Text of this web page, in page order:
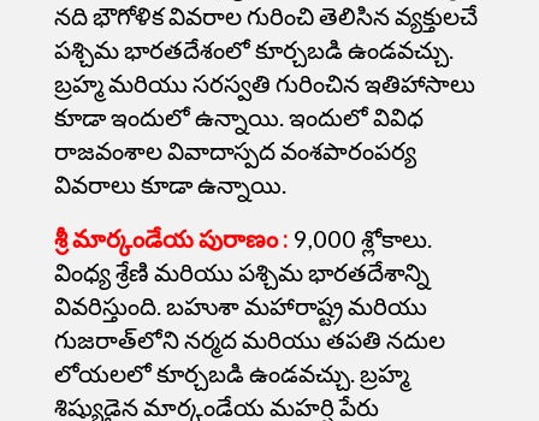
నది భౌగోళిక వివరాల గురించి తెలిసిన వ్యక్తులచే
పశ్చిమ భారతదేశంలో కూర్చబడి ఉండవచ్చు.
బ్రహ్మ మరియు సరస్వతి గురించిన ఇతిహాసాలు
కూడా ఇందులో ఉన్నాయి. ఇందులో వివిధ
రాజవంశాల వివాదాస్పద వంశపారంపర్య
వివరాలు కూడా ఉన్నాయి.
శ్రీమార్కండేయ పురాణం: 9,000 శ్లోకాలు.
వింధ్య శ్రేణి మరియు పశ్చిమ భారతదేశాన్ని
వివరిస్తుంది. బహుశా మహారాష్ట్ర మరియు
గుజరాత్‌లోని నర్మద మరియు తపతి నదుల
లోయలలో కూర్చబడి ఉండవచ్చు. బ్రహ్మ
శిష్యుడైన మార్కండేయ మహర్షి పేరు